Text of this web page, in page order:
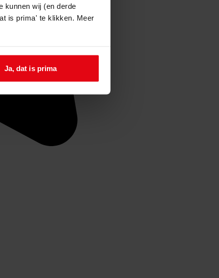
kunnen wij (en derde
is prima' te klikken. Meer
Ja, dat is prima